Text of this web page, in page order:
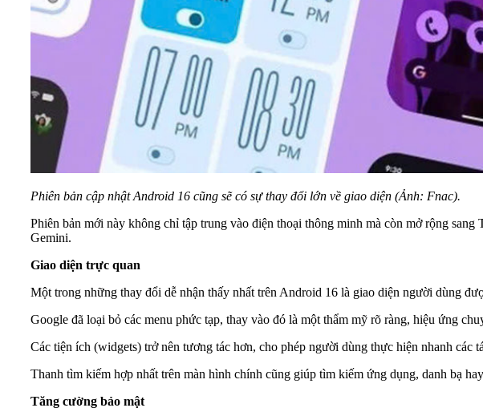
Phiên bản cập nhật Android 16 cũng sẽ có sự thay đổi lớn về giao diện (Ảnh: Fnac).
Phiên bản mới này không chỉ tập trung vào điện thoại thông minh mà còn mở rộng
Gemini.
Giao diện trực quan
Một trong những thay đổi dễ nhận thấy nhất trên Android 16 là giao diện người dùng
Google đã loại bỏ các menu phức tạp, thay vào đó là một thẩm mỹ rõ ràng, hiệu ứng
Các tiện ích (widgets) trở nên tương tác hơn, cho phép người dùng thực hiện nhanh
Thanh tìm kiếm hợp nhất trên màn hình chính cũng giúp tìm kiếm ứng dụng, danh bạ
Tăng cường bảo mật